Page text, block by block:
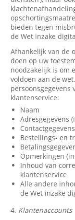
bieden tegen
de Wet inzake
Afhankelijk van de
doen op uw
noodzakelijk is om
voldoen aan de
persoonsgegevens
klantenservice:
Naam
Adresgegevens
Contactgegevens
Bestellings- en
Opmerkingen
Inhoud van
klantenservice
Alle andere
de Wet inzake
4. Klantenaccounts